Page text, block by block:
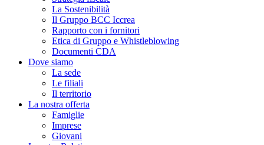
La Sostenibilità
Il Gruppo BCC Iccrea
Rapporto con i fornitori
Etica di Gruppo e Whistleblowing
Documenti CDA
Dove siamo
La sede
Le filiali
Il territorio
La nostra offerta
Famiglie
Imprese
Giovani